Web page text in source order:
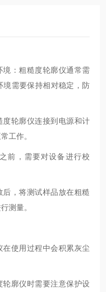
：粗糙度轮廓仪通常需
境需要保持相对稳定，防
轮廓仪连接到电源和计
工作。
，需要对设备进行校
，将测试样品放在粗糙
测量。
使用过程中会积累灰尘
廓仪时需要注意保护设